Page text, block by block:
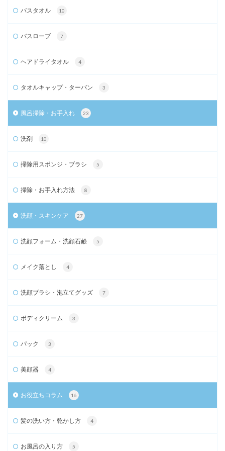
バスタオル 10
バスローブ 7
ヘアドライタオル 4
タオルキャップ・ターバン 3
風呂掃除・お手入れ 23
洗剤 10
掃除用スポンジ・ブラシ 5
掃除・お手入れ方法 8
洗顔・スキンケア 27
洗顔フォーム・洗顔石鹸 5
メイク落とし 4
洗顔ブラシ・泡立てグッズ 7
ボディクリーム 3
パック 3
美顔器 4
お役立ちコラム 16
髪の洗い方・乾かし方 4
お風呂の入り方 5